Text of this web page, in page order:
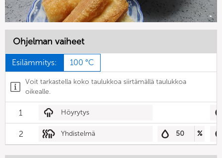
Ohjelman vaiheet
Esilämmitys: 100 °C
Voit tarkastella koko taulukkoa siirtämällä taulukkoa
oikealle.
1 Höyrytys
2 Yhdistelmä 50 %